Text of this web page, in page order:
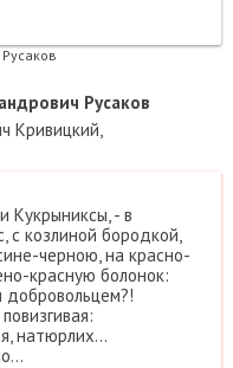
Русаков
Кривицкий
Кукрыниксы, - в
с козлиной бородкой,
черною, на красно-
красную болонок:
добровольцем?!
натюрлих...